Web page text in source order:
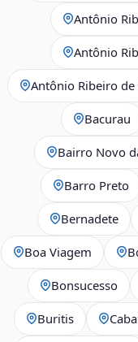
Antônio
Antônio
Antônio Ribeiro de
Bacurau
Bairro Novo
Barro Preto
Bernadete
Boa Viagem
Bonsucesso
Buritis